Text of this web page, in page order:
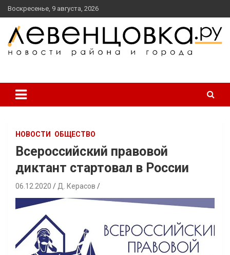
перейти
к
содержанию
Воскресенье, 9 августа, 2026
НОВОСТИ ОБЩЕСТВО
Всероссийский правовой
диктант стартовал в России
06.12.2020 Д. Керасов